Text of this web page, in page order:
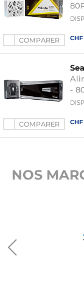
COMPARER CHF
COMPARER
-
CHF
NOS